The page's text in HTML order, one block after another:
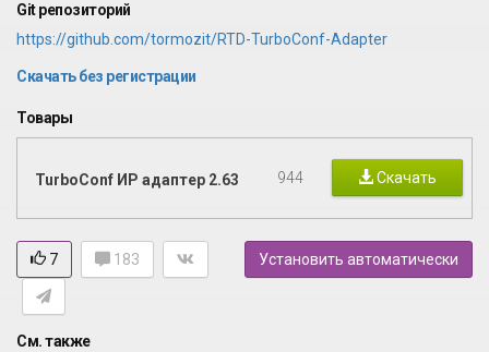
Git репозиторий
https://github.com/tormozit/RTD-TurboConf-Adapter
Скачать без регистрации
Товары
TurboConf ИР адаптер 2.63 944 Скачать
Установить автоматически
7 183
См. также